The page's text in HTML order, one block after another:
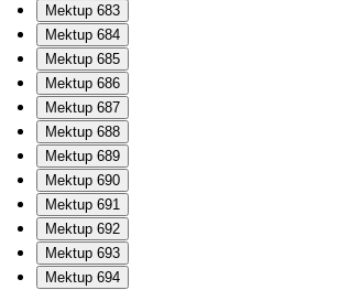
Mektup 683
Mektup 684
Mektup 685
Mektup 686
Mektup 687
Mektup 688
Mektup 689
Mektup 690
Mektup 691
Mektup 692
Mektup 693
Mektup 694